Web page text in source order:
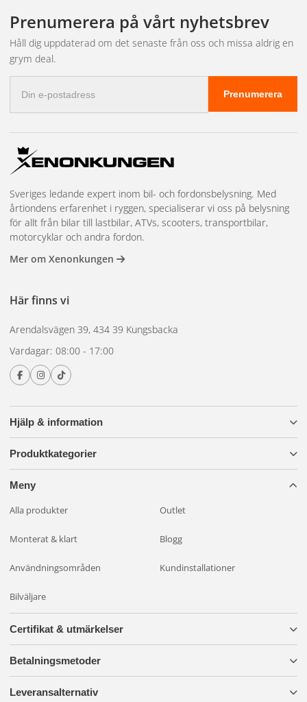
Prenumerera på vårt nyhetsbrev
Håll dig uppdaterad om det senaste från oss och missa aldrig en
grym deal.
postadress
Prenumerera
Hjälp & information
Produktkategorier
Meny
Alla produkter Outlet
Monterat & klart Blogg
Användningsområden Kundinstallationer
Bilväljare
Sveriges ledande expert inom bil- och fordonsbelysning. Med
årtiondens erfarenhet i ryggen, specialiserar vi oss på belysning
för allt från bilar till lastbilar, ATVs, scooters, transportbilar,
motorcyklar och andra fordon.
Mer om Xenonkungen
Här finns vi
Arendalsvägen 39, 434 39 Kungsbacka
Vardagar: 08:00 - 17:00
Certifikat & utmärkelser
Betalningsmetoder
Leveransalternativ